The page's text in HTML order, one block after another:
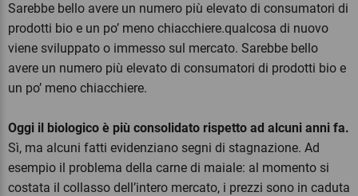
Sarebbe bello avere un numero più elevato di consumatori di
prodotti bio e un po’ meno chiacchiere.qualcosa di nuovo
viene sviluppato o immesso sul mercato. Sarebbe bello
avere un numero più elevato di consumatori di prodotti bio e
un po’ meno chiacchiere.
Oggi il biologico è più consolidato rispetto ad alcuni anni fa.
Sì, ma alcuni fatti evidenziano segni di stagnazione. Ad
esempio il problema della carne di maiale: al momento si
costata il collasso dell’intero mercato, i prezzi sono in caduta